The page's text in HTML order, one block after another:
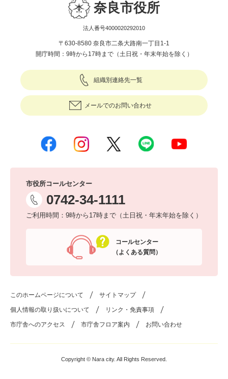
奈良市役所
法人番号4000020292010
〒630-8580 奈良市二条大路南一丁目1-1
開庁時間：9時から17時まで（土日祝・年末年始を除く）
組織別連絡先一覧
メールでのお問い合わせ
市役所コールセンター
0742-34-1111
ご利用時間：9時から17時まで（土日祝・年末年始を除く）
コールセンター
（よくある質問）
このホームページについて サイトマップ
個人情報の取り扱いについて リンク・免責事項
市庁舎へのアクセス 市庁舎フロア案内 お問い合わせ
Copyright © Nara city. All Rights Reserved.